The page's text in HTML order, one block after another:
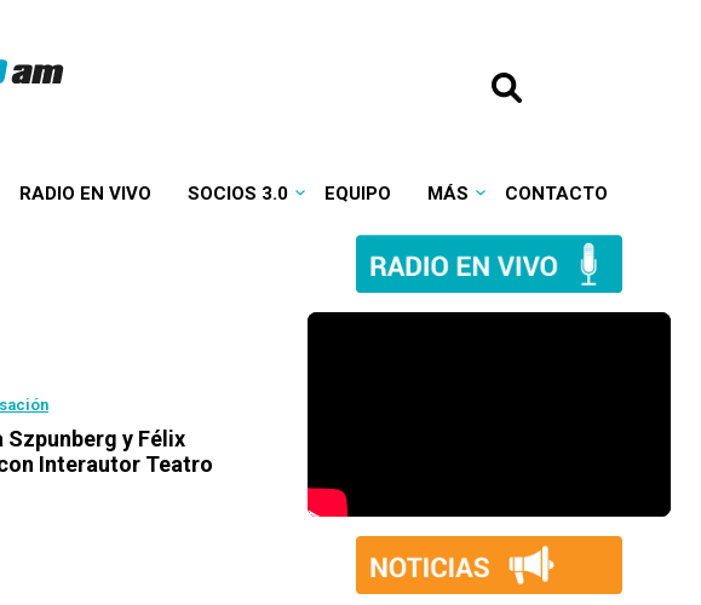
RADIO EN VIVO SOCIOS 3.0 EQUIPO MÁS CONTACTO
y Félix
Interautor Teatro